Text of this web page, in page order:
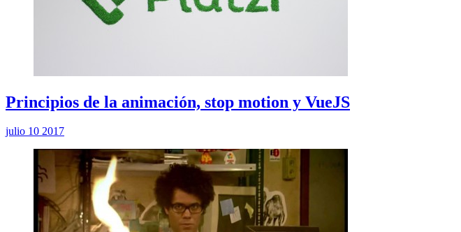
Principios de la animación, stop motion y VueJS
julio 10 2017